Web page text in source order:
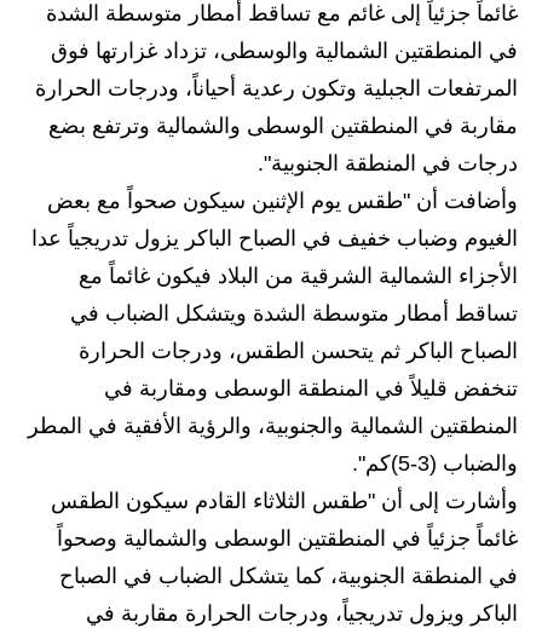
المدارس
اخبار وقرارات وزارة التربية
نتائج الامتحانات
المرحلة الابتدائية
المرحلة المتوسطة
المرحلة الاعدادية
اسئلة وزارية
المرحلة الابتدائية
المرحلة الاعدادية
مرشحات
غائماً جزئياً إلى غائم مع تساقط أمطار متوسطة الشدة
في المنطقتين الشمالية والوسطى، تزداد غزارتها فوق
المرتفعات الجبلية وتكون رعدية أحياناً، ودرجات الحرارة
مقاربة في المنطقتين الوسطى والشمالية وترتفع بضع
درجات في المنطقة الجنوبية".
وأضافت أن "طقس يوم الإثنين سيكون صحواً مع بعض
الغيوم وضباب خفيف في الصباح الباكر يزول تدريجياً عدا
الأجزاء الشمالية الشرقية من البلاد فيكون غائماً مع
تساقط أمطار متوسطة الشدة ويتشكل الضباب في
الصباح الباكر ثم يتحسن الطقس، ودرجات الحرارة
تنخفض قليلاً في المنطقة الوسطى ومقاربة في
المنطقتين الشمالية والجنوبية، والرؤية الأفقية في المطر
والضباب (3-5)كم".
وأشارت إلى أن "طقس الثلاثاء القادم سيكون الطقس
غائماً جزئياً في المنطقتين الوسطى والشمالية وصحواً
في المنطقة الجنوبية، كما يتشكل الضباب في الصباح
الباكر ويزول تدريجياً، ودرجات الحرارة مقاربة في